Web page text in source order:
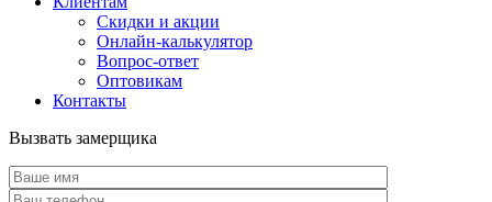
Скидки и акции
Онлайн-калькулятор
Вопрос-ответ
Оптовикам
Контакты
Вызвать замерщика